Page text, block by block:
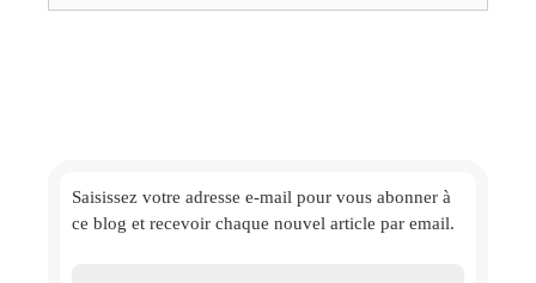
Saisissez votre adresse e-mail pour vous abonner à
ce blog et recevoir chaque nouvel article par email.